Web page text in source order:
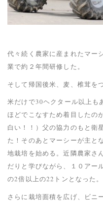
代々続く農家に産まれたマー
業で約２年間研修した。
そして帰国後米、麦、椎茸を
米だけで30ヘクタール以上も
ほどでこなすため着目したの
白い！！）父の協力のもと衛
た！そのあとマーシーが主と
地栽培を始める。近隣農家さ
だりと学びながら、１０アー
の2倍以上の22トンとなった
さらに栽培面積を広げ、ビニ